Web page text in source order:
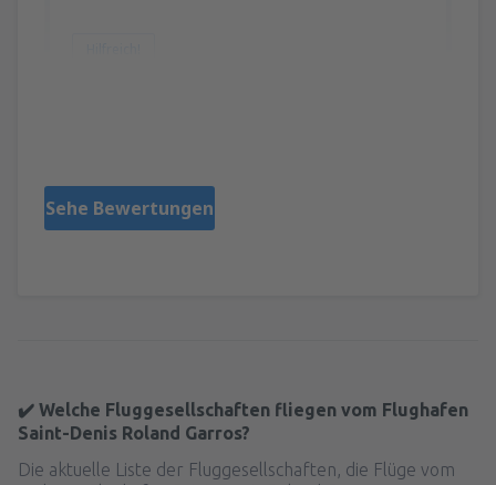
Sehe Bewertungen
✔️ Welche Fluggesellschaften fliegen vom Flughafen
Saint-Denis Roland Garros?
Die aktuelle Liste der Fluggesellschaften, die Flüge vom